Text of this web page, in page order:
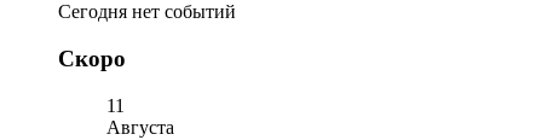
Сегодня нет событий
Скоро
11
Августа